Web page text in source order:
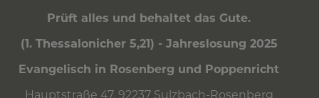
Prüft alles und behaltet das Gute.
(1. Thessalonicher 5,21) - Jahreslosung 2025
Evangelisch in Rosenberg und Poppenricht
Hauptstraße 47, 92237 Sulzbach-Rosenberg